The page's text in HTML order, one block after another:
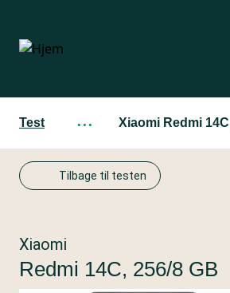
hovedindhold
Test ··· Xiaomi Redmi
Tilbage til testen
Xiaomi
Redmi 14C, 256/8 GB